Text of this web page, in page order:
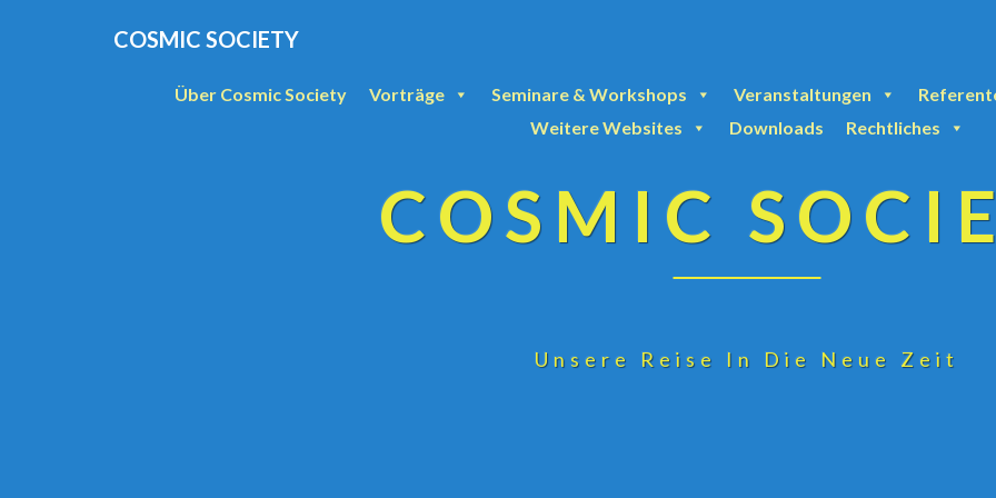
COSMIC SOCIETY
Über Cosmic Society Vorträge Seminare & Workshops Veranstaltungen
Weitere Websites
Downloads Rechtliches
COSMIC
Unsere Reise In Die Neue Zeit